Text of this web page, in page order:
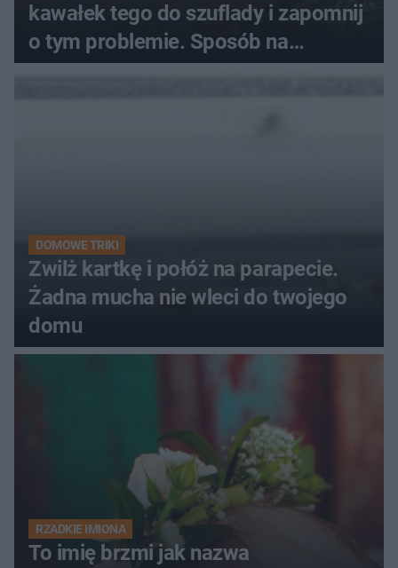
kawałek tego do szuflady i zapomnij
o tym problemie. Sposób na
pociemniałą biżuterię
DOMOWE TRIKI
Zwilż kartkę i połóż na parapecie.
Żadna mucha nie wleci do twojego
domu
RZADKIE IMIONA
To imię brzmi jak nazwa